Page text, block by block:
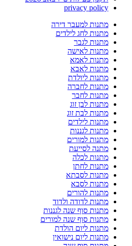
privacy policy
מתנות למעבר דירה
מתנות לחג לילדים
מתנות לגבר
מתנות לאישה
מתנות לאמא
מתנות לאבא
מתנות ליולדת
מתנות לחברה
מתנות לחבר
מתנות לבן זוג
מתנות לבת זוג
מתנות לילדים
מתנות לגננות
מתנות למורים
מתנה לסייעת
מתנות לכלה
מתנות לחתן
מתנות לסבתא
מתנות לסבא
מתנות להורים
מתנות לדודה ולדוד
מתנות סוף שנה לגננות
מתנות סוף שנה למורים
מתנות ליום הולדת
מתנות ליום נישואין